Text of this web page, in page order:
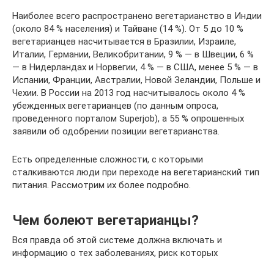
Наиболее всего распространено вегетарианство в Индии
(около 84 % населения) и Тайване (14 %). От 5 до 10 %
вегетарианцев насчитывается в Бразилии, Израиле,
Италии, Германии, Великобритании, 9 % — в Швеции, 6 %
— в Нидерландах и Норвегии, 4 % — в США, менее 5 % — в
Испании, Франции, Австралии, Новой Зеландии, Польше и
Чехии. В России на 2013 год насчитывалось около 4 %
убежденных вегетарианцев (по данным опроса,
проведенного порталом Superjob), а 55 % опрошенных
заявили об одобрении позиции вегетарианства.
Есть определенные сложности, с которыми
сталкиваются люди при переходе на вегетарианский тип
питания. Рассмотрим их более подробно.
Чем болеют вегетарианцы?
Вся правда об этой системе должна включать и
информацию о тех заболеваниях, риск которых